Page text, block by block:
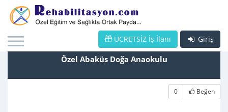
Giriş
ÜCRETSİZ İş İlanı
Özel Abaküs Doğa Anaokulu
0 Beğen